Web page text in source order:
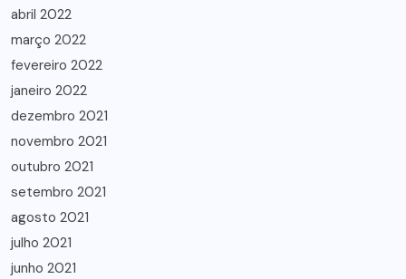
abril 2022
março 2022
fevereiro 2022
janeiro 2022
dezembro 2021
novembro 2021
outubro 2021
setembro 2021
agosto 2021
julho 2021
junho 2021